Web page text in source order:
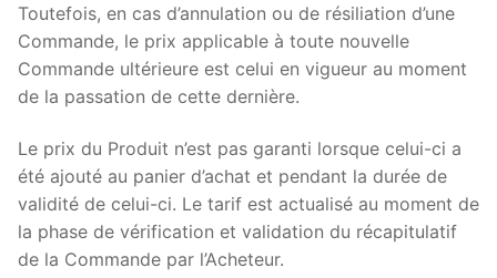
Toutefois, en cas d’annulation ou de résiliation d’une
Commande, le prix applicable à toute nouvelle
Commande ultérieure est celui en vigueur au moment
de la passation de cette dernière.
Le prix du Produit n’est pas garanti lorsque celui-ci a
été ajouté au panier d’achat et pendant la durée de
validité de celui-ci. Le tarif est actualisé au moment de
la phase de vérification et validation du récapitulatif
de la Commande par l’Acheteur.